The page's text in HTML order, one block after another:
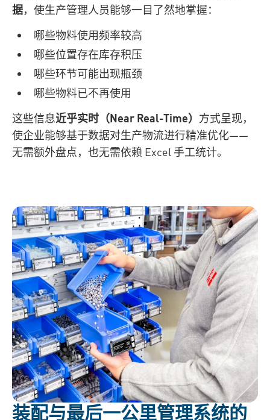
据，使生产管理人员能够一目了然地掌握：
哪些物料使用频率较高
哪些位置存在库存积压
哪些环节可能出现瓶颈
哪些物料已不再使用
这些信息近乎实时（Near Real-Time） 方式呈现，
使企业能够基于数据对生产物流进行精准优化——
无需额外盘点，也无需依赖 Excel 手工统计。
装配与最后一公里管理系统的